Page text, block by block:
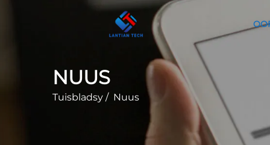
NUUS
Tuisbladsy / Nuus